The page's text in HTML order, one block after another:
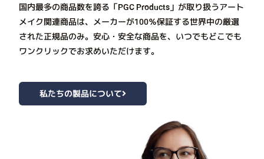
国内最多の商品数を誇る「PGC Products」が取り扱うアート
メイク関連商品は、メーカーが100％保証する世界中の厳選
された正規品のみ。安心・安全な商品を、いつでもどこでも
ワンクリックでお求めいただけます。
私たちの製品について